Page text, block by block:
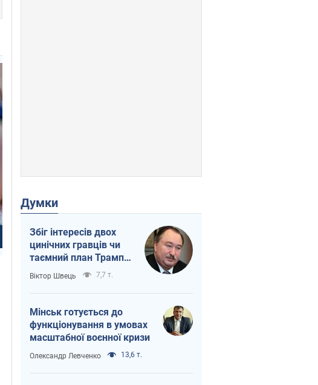
Думки
Збіг інтересів двох
цинічних гравців чи
таємний план Трампа
і Путіна?
Віктор Швець 7,7 т.
Мінськ готується до
функціонування в умовах
масштабної воєнної кризи
Олександр Левченко 13,6 т.